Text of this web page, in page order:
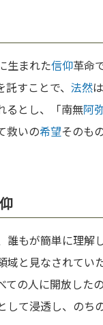
生まれた信仰革命
すことで、 法然は
るとし、「南無阿
救いの希望そのも
誰もが簡単に理解
域と見なされてい
ての人に開放したの
して浸透し、のち